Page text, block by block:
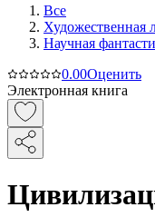
Все
Художественная
Научная
0.00Оценить
Электронная книга